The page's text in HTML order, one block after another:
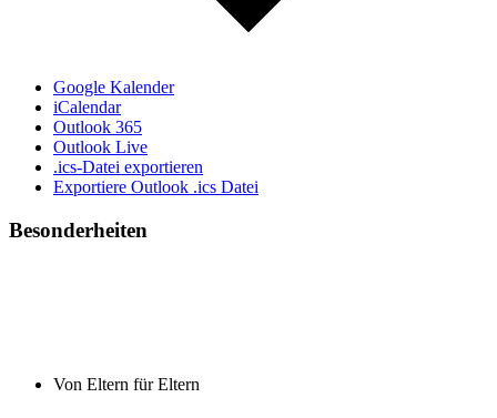
Google Kalender
iCalendar
Outlook 365
Outlook Live
.ics-Datei exportieren
Exportiere Outlook .ics Datei
Besonderheiten
Von Eltern für Eltern